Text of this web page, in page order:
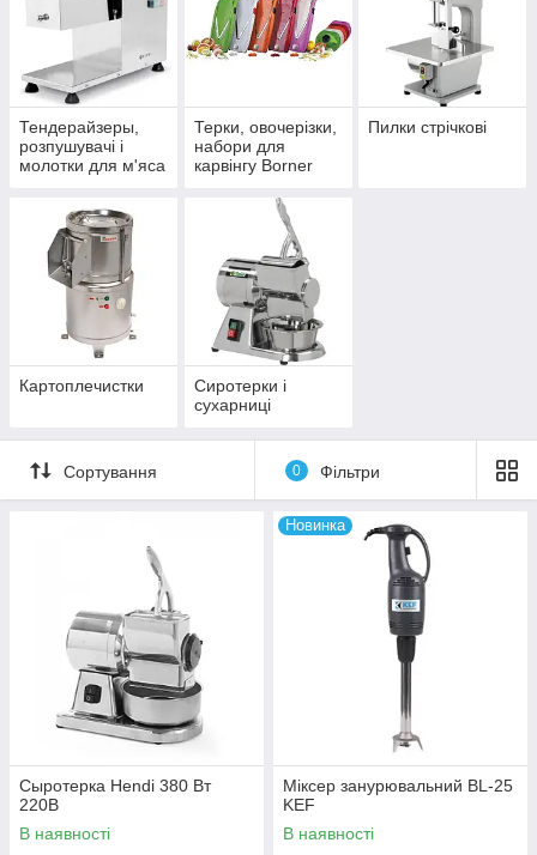
Тендерайзеры,
розпушувачі і
молотки для м'яса
Терки, овочерізки,
набори для
карвінгу Borner
Пилки стрічкові
Картоплечистки
Сиротерки і
сухарниці
Сортування 0 Фільтри
Сыротерка Hendi 380 Вт
220В
В наявності
Новинка
Міксер занурювальний BL-25
KEF
В наявності